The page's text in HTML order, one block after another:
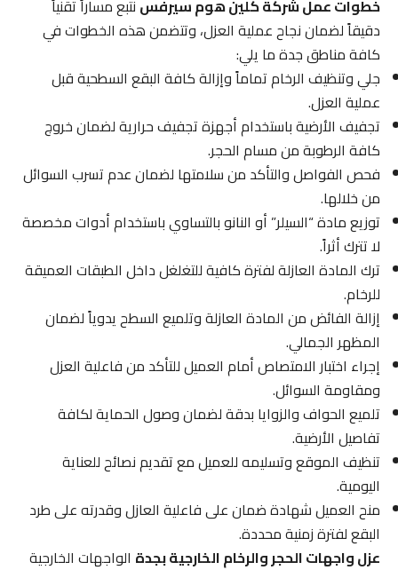
خطوات عمل شركة كلين هوم سيرفسنتبع مساراً تقنياً
دقيقاً لضمان نجاح عملية العزل، وتتضمن هذه الخطوات في
كافة مناطق جدة ما يلي:
جلي وتنظيف الرخام تماماً وإزالة كافة البقع السطحية قبل
عملية العزل.
تجفيف الأرضية باستخدام أجهزة تجفيف حرارية لضمان خروج
كافة الرطوبة من مسام الحجر.
فحص الفواصل والتأكد من سلامتها لضمان عدم تسرب السوائل
من خلالها.
توزيع مادة “السيلر” أو النانو بالتساوي باستخدام أدوات مخصصة
لا تترك أثراً.
ترك المادة العازلة لفترة كافية للتغلغل داخل الطبقات العميقة
للرخام.
إزالة الفائض من المادة العازلة وتلميع السطح يدوياً لضمان
المظهر الجمالي.
إجراء اختبار الامتصاص أمام العميل للتأكد من فاعلية العزل
ومقاومة السوائل.
تلميع الحواف والزوايا بدقة لضمان وصول الحماية لكافة
تفاصيل الأرضية.
تنظيف الموقع وتسليمه للعميل مع تقديم نصائح للعناية
اليومية.
منح العميل شهادة ضمان على فاعلية العازل وقدرته على طرد
البقع لفترة زمنية محددة.
عزل واجهات الحجر والرخام الخارجية بجدةالواجهات الخارجية